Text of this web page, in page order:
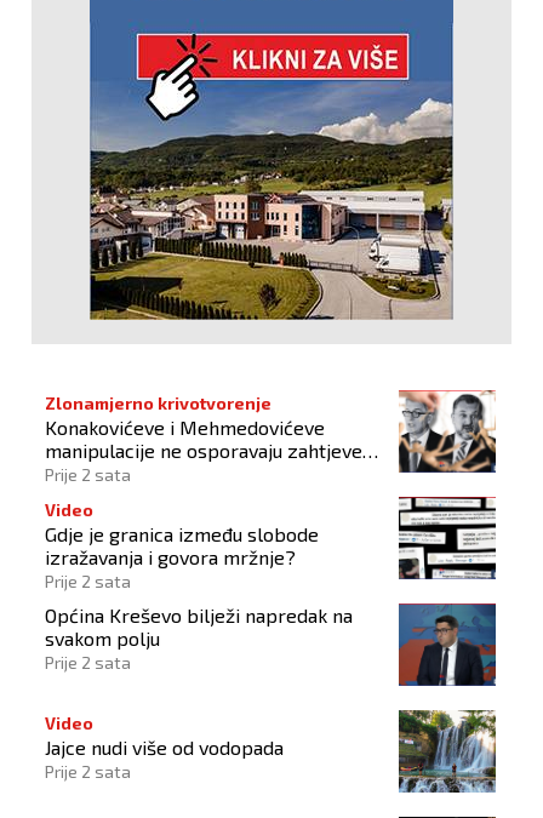
Zlonamjerno krivotvorenje
Konakovićeve i Mehmedovićeve
manipulacije ne osporavaju zahtjeve
Hrvata
Prije 2 sata
Video
Gdje je granica između slobode
izražavanja i govora mržnje?
Prije 2 sata
Općina Kreševo bilježi napredak na
svakom polju
Prije 2 sata
Video
Jajce nudi više od vodopada
Prije 2 sata